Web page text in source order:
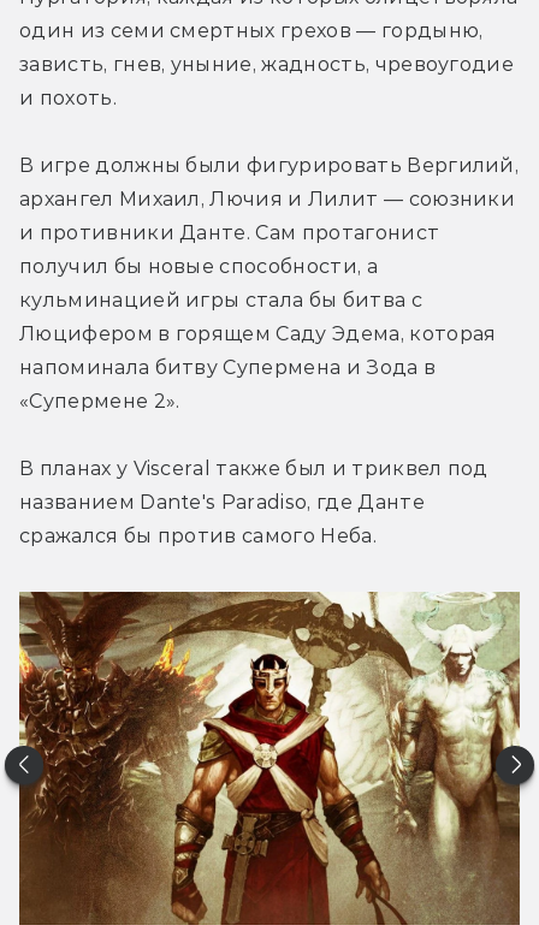
один из семи смертных грехов — гордыню,
зависть, гнев, уныние, жадность, чревоугодие
и похоть.
В игре должны были фигурировать Вергилий,
архангел Михаил, Лючия и Лилит — союзники
и противники Данте. Сам протагонист
получил бы новые способности, а
кульминацией игры стала бы битва с
Люцифером в горящем Саду Эдема, которая
напоминала битву Супермена и Зода в
«Супермене 2».
В планах у Visceral также был и триквел под
названием Dante's Paradiso, где Данте
сражался бы против самого Неба.